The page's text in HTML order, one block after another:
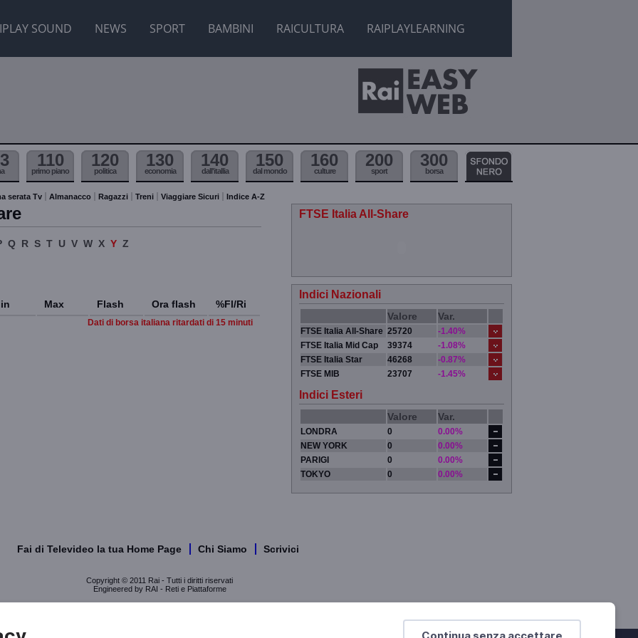
SOUND NEWS SPORT BAMBINI RAICULTURA RAIPLAYLEARNING
Continua senza accettare
110
primo piano
120
politica
130
economia
140
dall'itallia
150
dal mondo
160
culture
200
sport
300
borsa
serata Tv Almanacco Ragazzi Treni Viaggiare Sicuri Indice A-Z
Q R S T U V W X Y Z
Max Flash Ora flash %Fl/Ri
Dati di borsa italiana ritardati di 15 minuti
FTSE Italia All-Share
Indici Nazionali
Valore Var.
FTSE Italia All-Share 25720
-1.40%
FTSE Italia Mid Cap
39374
-1.08%
FTSE Italia Star
46268
-0.87%
FTSE MIB
23707 -1.45%
Indici Esteri
Valore Var.
LONDRA 0
0.00%
NEW YORK
0
0.00%
PARIGI
0
0.00%
TOKYO
0 0.00%
Fai di Televideo la tua Home Page Chi Siamo Scrivici
Copyright © 2011 Rai - Tutti i diritti riservati
Engineered by RAI - Reti e Piattaforme